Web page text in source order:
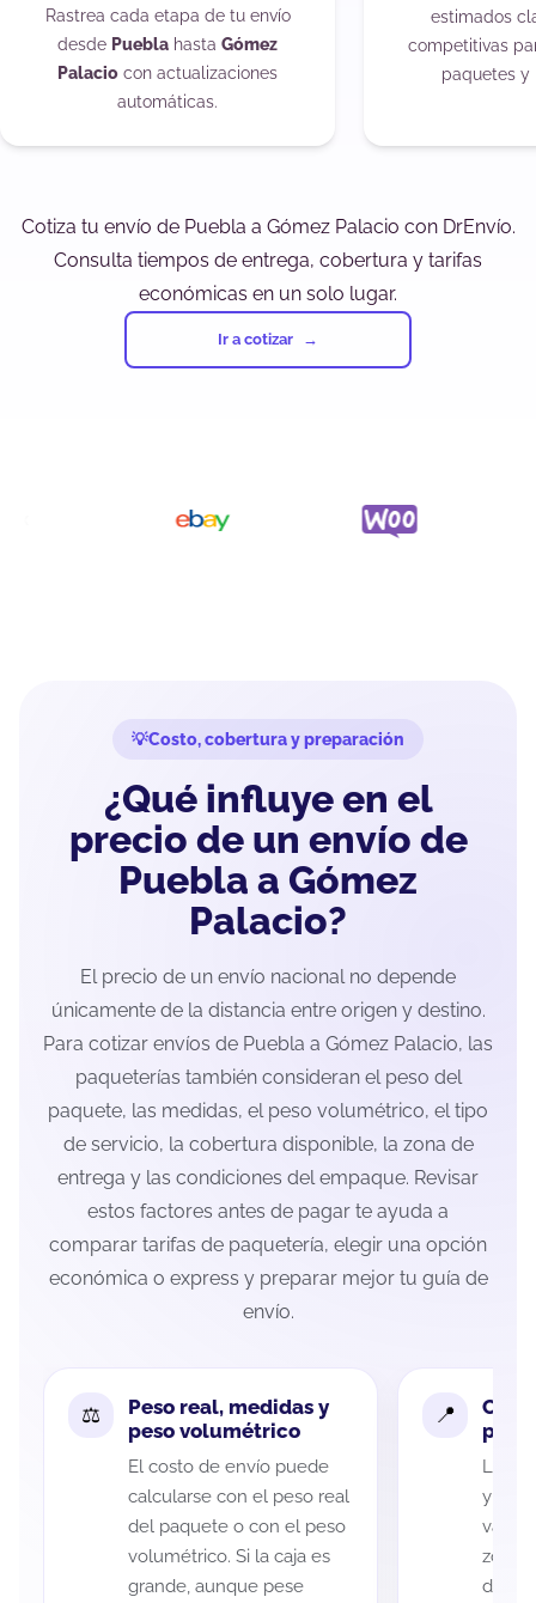
Rastrea cada etapa de tu envío
desde Puebla hasta Gómez
Palacio con actualizaciones
automáticas.
estimados
competitivas
paquetes y
Cotiza tu envío de Puebla a Gómez Palacio con DrEnvío.
Consulta tiempos de entrega, cobertura y tarifas
económicas en un solo lugar.
Ir a cotizar
Costo, cobertura y preparación
¿Qué influye en el
precio de un envío de
Puebla a Gómez
Palacio?
El precio de un envío nacional no depende
únicamente de la distancia entre origen y destino.
Para cotizar envíos de Puebla a Gómez Palacio, las
paqueterías también consideran el peso del
paquete, las medidas, el peso volumétrico, el tipo
de servicio, la cobertura disponible, la zona de
entrega y las condiciones del empaque. Revisar
estos factores antes de pagar te ayuda a
comparar tarifas de paquetería, elegir una opción
económica o express y preparar mejor tu guía de
envío.
Peso real, medidas y
peso volumétrico
El costo de envío puede
calcularse con el peso real
del paquete o con el peso
volumétrico. Si la caja es
grande, aunque pese
La
y
variar
zona
de